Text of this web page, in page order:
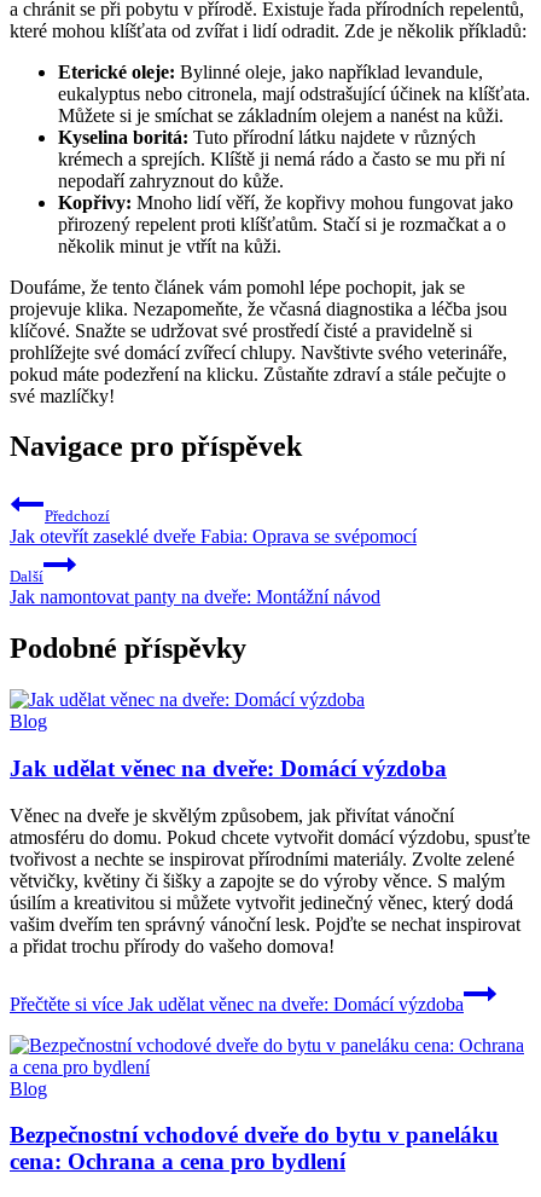
a chránit se při​ pobytu⁣ v přírodě. Existuje řada přírodních repelentů,
které mohou klíšťata‍ od⁣ zvířat i lidí odradit. Zde je několik příkladů:
Eterické oleje: Bylinné oleje, jako například levandule,
eukalyptus nebo citronela, mají odstrašující účinek na klíšťata.
Můžete si je⁢ smíchat ⁣se základním olejem ⁣a nanést na kůži.
Kyselina boritá: Tuto přírodní látku najdete v různých
krémech a ‌sprejích. Klíště ji nemá ‍rádo a často se mu při ní
nepodaří zahryznout do kůže.
Kopřivy: Mnoho lidí věří, že kopřivy mohou⁤ fungovat jako⁤
přirozený‌ repelent proti klíšťatům. Stačí si je ⁣rozmačkat a o‌
několik ⁤minut je vtřít na kůži.
Doufáme, že tento článek vám pomohl lépe pochopit, ‌jak se
‌projevuje klika. Nezapomeňte, že včasná diagnostika a léčba jsou
klíčové. Snažte se udržovat své prostředí čisté a pravidelně si
prohlížejte‌ své domácí ​zvířecí chlupy. ‍Navštivte svého veterináře,‌
pokud máte podezření na klicku. Zůstaňte zdraví ‍a stále pečujte o
své mazlíčky!
Navigace pro příspěvek
Předchozí
Jak otevřít zaseklé dveře Fabia: Oprava se svépomocí
Další
Jak namontovat panty na dveře: Montážní návod
Podobné příspěvky
Blog
Jak udělat věnec na dveře: Domácí výzdoba
Věnec na dveře je skvělým způsobem, jak přivítat vánoční
atmosféru do domu. Pokud chcete vytvořit domácí výzdobu, spusťte
tvořivost a nechte se inspirovat přírodními materiály. Zvolte zelené
větvičky, květiny či šišky a zapojte se do výroby věnce. S malým
úsilím a kreativitou si můžete vytvořit jedinečný věnec, který dodá
vašim dveřím ten správný vánoční lesk. Pojďte se nechat inspirovat
a přidat trochu přírody do vašeho domova!
Přečtěte si více Jak udělat věnec na dveře: Domácí výzdoba
Blog
Bezpečnostní vchodové dveře do bytu v paneláku
cena: Ochrana a cena pro bydlení